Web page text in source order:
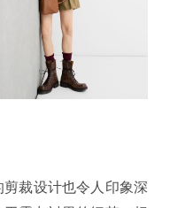
裁设计也令人印象深